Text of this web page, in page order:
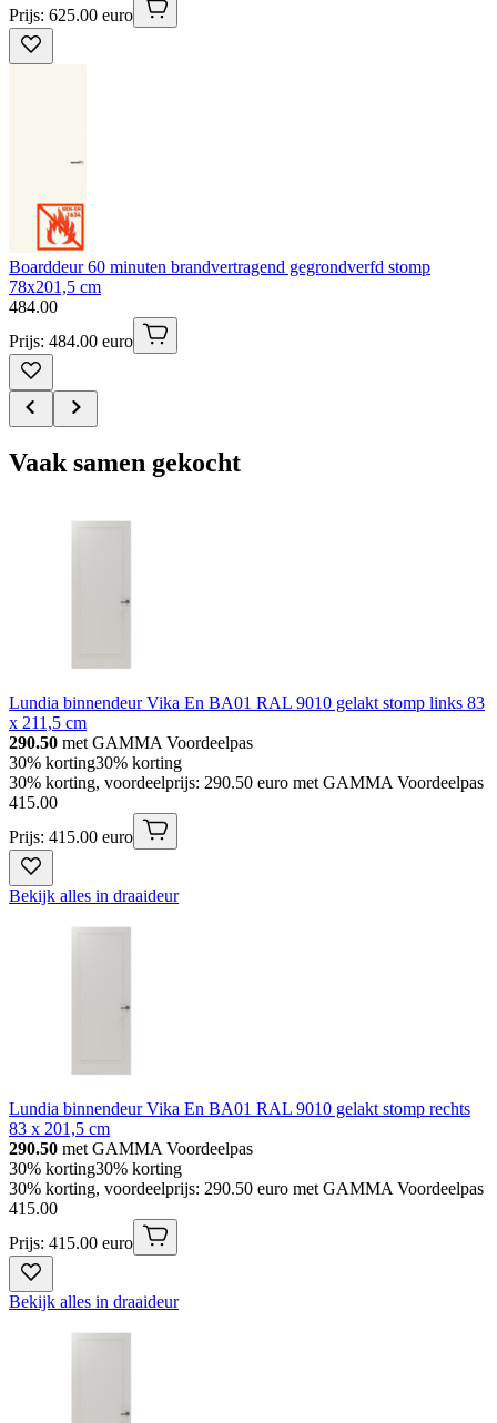
Prijs: 625.00 euro
Boarddeur 60 minuten brandvertragend gegrondverfd stomp
78x201,5 cm
484.00
Prijs: 484.00 euro
Vaak samen gekocht
Lundia binnendeur Vika En BA01 RAL 9010 gelakt stomp links 83
x 211,5 cm
290.50 met GAMMA Voordeelpas
30% korting30% korting
30% korting, voordeelprijs: 290.50 euro met GAMMA Voordeelpas
415.00
Prijs: 415.00 euro
Bekijk alles in draaideur
Lundia binnendeur Vika En BA01 RAL 9010 gelakt stomp rechts
83 x 201,5 cm
290.50 met GAMMA Voordeelpas
30% korting30% korting
30% korting, voordeelprijs: 290.50 euro met GAMMA Voordeelpas
415.00
Prijs: 415.00 euro
Bekijk alles in draaideur